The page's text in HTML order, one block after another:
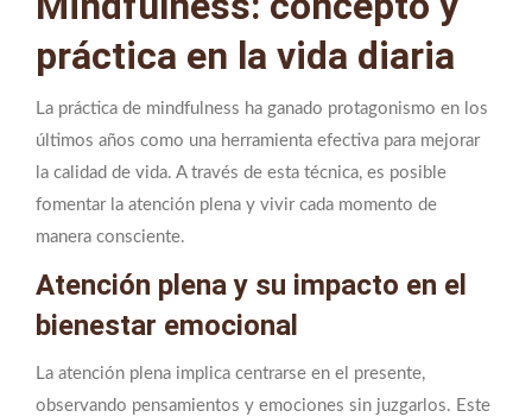
práctica en la vida diaria
La práctica de mindfulness ha ganado protagonismo en los
últimos años como una herramienta efectiva para mejorar
la calidad de vida. A través de esta técnica, es posible
fomentar la atención plena y vivir cada momento de
manera consciente.
Atención plena y su impacto en el
bienestar emocional
La atención plena implica centrarse en el presente,
observando pensamientos y emociones sin juzgarlos. Este